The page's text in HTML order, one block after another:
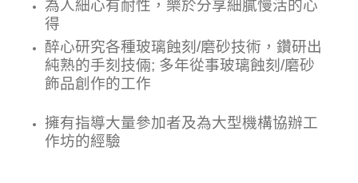
為人細心有耐性，樂於分享細膩慢活的心
得
醉心研究各種玻璃蝕刻/磨砂技術，鑽研出
純熟的手刻技倆; 多年從事玻璃蝕刻/磨砂
飾品創作的工作
擁有指導大量參加者及為大型機構協辦工
作坊的經驗